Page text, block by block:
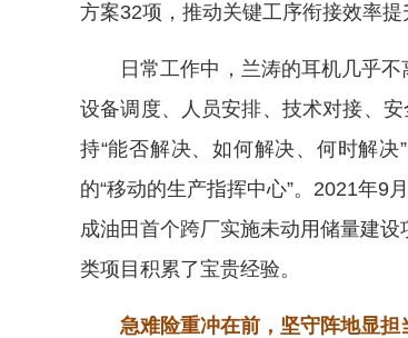
方案32项，推动关键工序衔接效率提
日常工作中，兰涛的耳机几乎
设备调度、人员安排、技术对接、
持“能否解决、如何解决、何时解
的“移动的生产指挥中心”。2021年9
成油田首个跨厂实施未动用储量建
类项目积累了宝贵经验。
急难险重冲在前，坚守阵地显担